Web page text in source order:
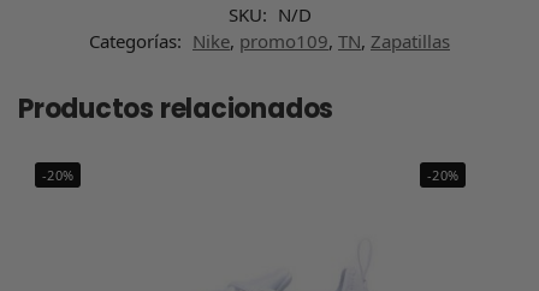
SKU: N/D
Categorías: Nike, promo109, TN, Zapatillas
Productos relacionados
-20% -20%